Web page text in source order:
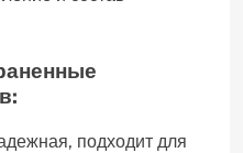
подходит для